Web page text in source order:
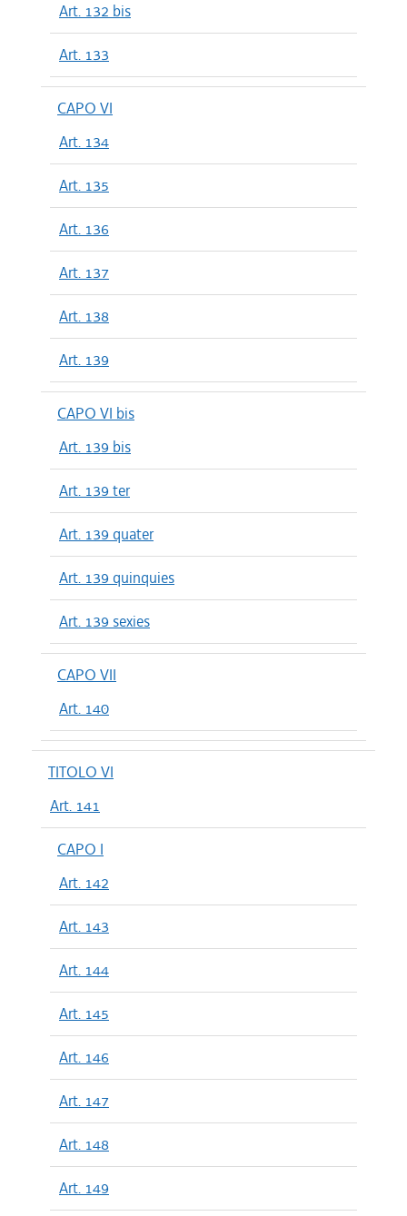
Art. 132 bis
Art. 133
CAPO VI
Art. 134
Art. 135
Art. 136
Art. 137
Art. 138
Art. 139
CAPO VI bis
Art. 139 bis
Art. 139 ter
Art. 139 quater
Art. 139 quinquies
Art. 139 sexies
CAPO VII
Art. 140
TITOLO VI
Art. 141
CAPO I
Art. 142
Art. 143
Art. 144
Art. 145
Art. 146
Art. 147
Art. 148
Art. 149